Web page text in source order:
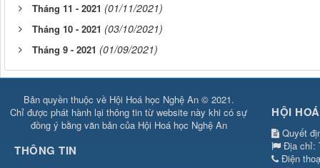
Tháng 11 - 2021 (01/11/2021)
Tháng 10 - 2021 (03/10/2021)
Tháng 9 - 2021 (01/09/2021)
Bản quyền thuộc về Hội Hoá học Nghệ An © 2021.
Chỉ được phát hành lại thông tin từ website này khi có sự
đồng ý bằng văn bản của Hội Hoá học Nghệ An
THÔNG TIN
HỘI
Quyết
Địa chỉ:
Điện